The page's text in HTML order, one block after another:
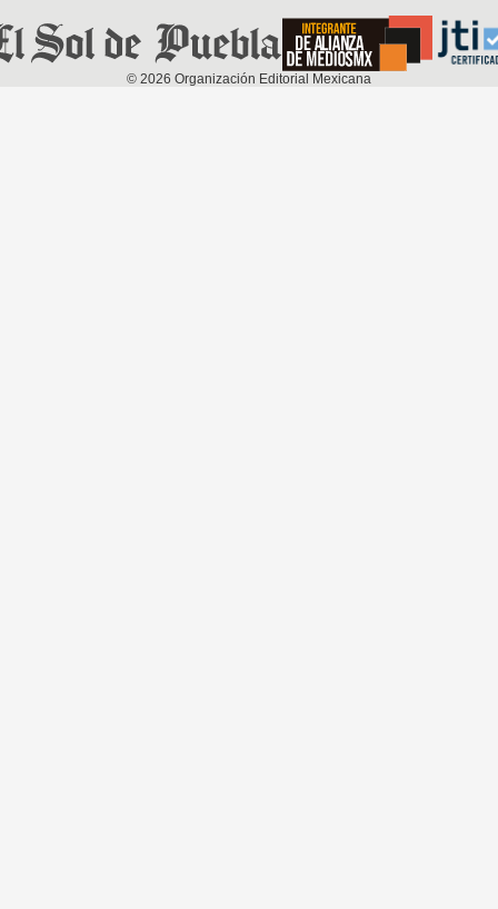
© 2026 Organización Editorial Mexicana